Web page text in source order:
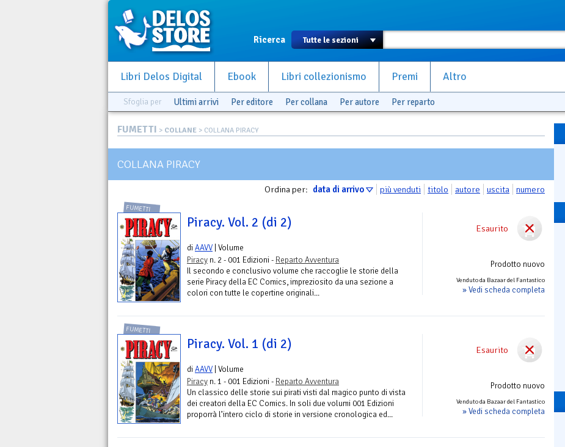
Ricerca
Libri Delos Digital Ebook Libri collezionismo Premi Altro
Sfoglia per Ultimi arrivi Per editore Per collana Per autore Per reparto
FUMETTI > COLLANE > COLLANA PIRACY
COLLANA PIRACY
Ordina per: data di arrivo più venduti titolo autore uscita numero
Esaurito
Prodotto nuovo
Venduto da Bazaar del Fantastico
» Vedi scheda completa
FUMETTI
Piracy. Vol. 2 (di 2)
diAAVV | Volume
Piracy n. 2 - 001 Edizioni - Reparto Avventura
Il secondo e conclusivo volume che raccoglie le storie della
serie Piracy della EC Comics, impreziosito da una sezione a
colori con tutte le copertine originali...
Esaurito
Prodotto nuovo
Venduto da Bazaar del Fantastico
» Vedi scheda completa
FUMETTI
Piracy. Vol. 1 (di 2)
diAAVV | Volume
Piracy n. 1 - 001 Edizioni - Reparto Avventura
Un classico delle storie sui pirati visti dal magico punto di vista
dei creatori della EC Comics. In soli due volumi 001 Edizioni
proporrà l’intero ciclo di storie in versione cronologica ed...